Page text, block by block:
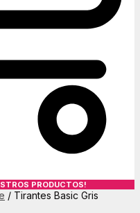
PRODUCTOS!
/ Tirantes Basic Gris